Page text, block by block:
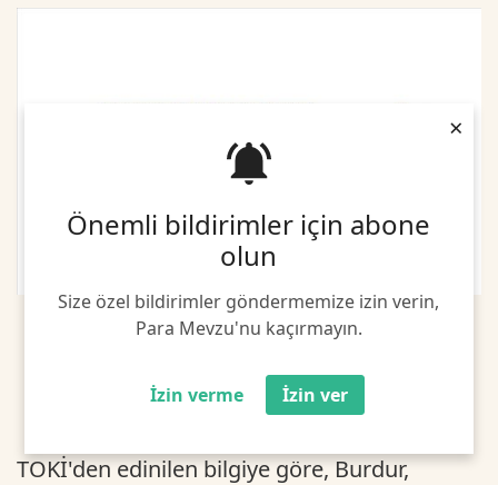
Önemli bildirimler için abone
olun
Size özel bildirimler göndermemize izin verin,
Para Mevzu'nu kaçırmayın.
İzin verme İzin ver
×
TOKİ'den edinilen bilgiye göre, Burdur,